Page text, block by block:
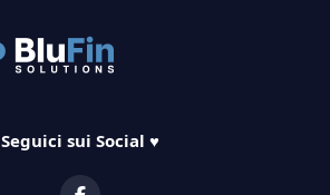
Seguici sui Social ♥️